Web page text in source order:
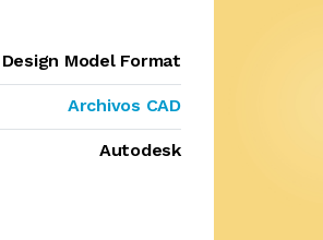
Design Model Format
Archivos CAD
Autodesk